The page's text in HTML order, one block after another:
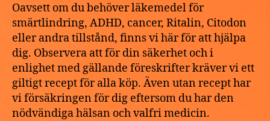
Oavsett om du behöver läkemedel för
smärtlindring, ADHD, cancer, Ritalin, Citodon
eller andra tillstånd, finns vi här för att hjälpa
dig. Observera att för din säkerhet och i
enlighet med gällande föreskrifter kräver vi ett
giltigt recept för alla köp. Även utan recept har
vi försäkringen för dig eftersom du har den
nödvändiga hälsan och valfri medicin.